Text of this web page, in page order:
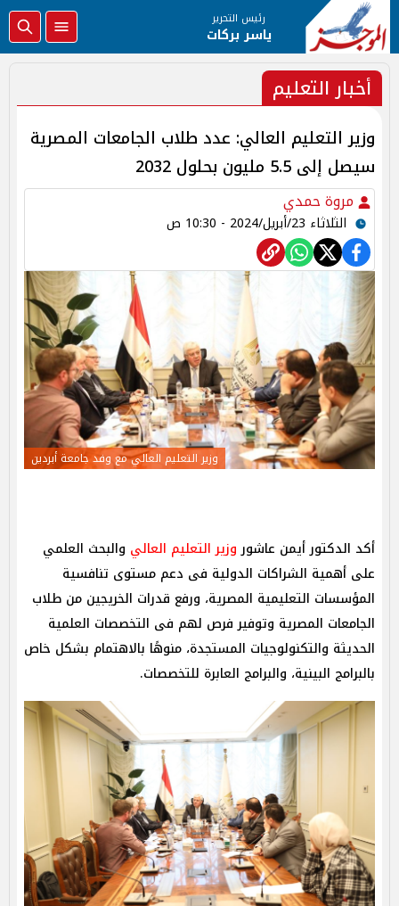
رئيس التحرير
ياسر بركات
أخبار التعليم
وزير التعليم العالي: عدد طلاب الجامعات المصرية
سيصل إلى 5.5 مليون بحلول 2032
مروة حمدي
الثلاثاء 23/أبريل/2024 - 10:30 ص
وزير التعليم العالي مع وفد جامعة أبردين
أكد الدكتور أيمن عاشوروزير التعليم العالي والبحث العلمي
على أهمية الشراكات الدولية فى دعم مستوى تنافسية
المؤسسات التعليمية المصرية، ورفع قدرات الخريجين من طلاب
الجامعات المصرية وتوفير فرص لهم فى التخصصات العلمية
الحديثة والتكنولوجيات المستجدة، منوهًا بالاهتمام بشكل خاص
بالبرامج البينية، والبرامج العابرة للتخصصات.